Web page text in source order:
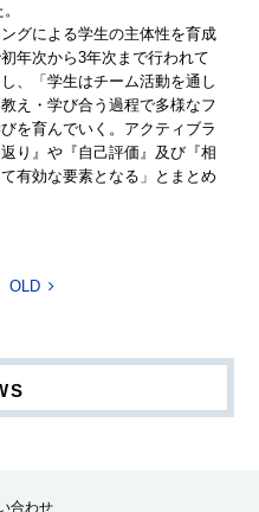
グによる学生の主体性を育成
年次から3年次まで行われて
、「学生はチーム活動を通し
え・学び合う過程で多様なフ
を育んでいく。アクティブラ
り』や『自己評価』及び『相
有効な要素となる」とまとめ
OLD
合わせ